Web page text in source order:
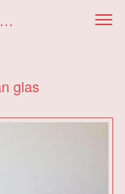
Ariane Koch - Zachtgroen Vogeltje Van Glas
glas